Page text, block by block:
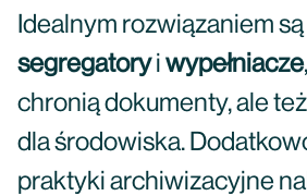
Idealnym rozwiązaniem są
segregatoryi wypełniacze
chronią dokumenty, ale
dla środowiska.
praktyki archiwizacyjne